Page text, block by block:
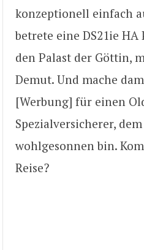
konzeptionell einfach
betrete eine DS21ie HA
den Palast der Göttin,
Demut. Und mache
[Werbung] für einen
Spezialversicherer,
wohlgesonnen bin.
Reise?